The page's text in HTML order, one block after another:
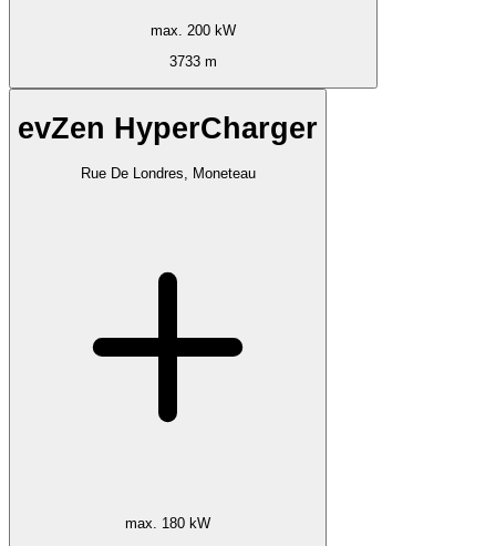
max. 200 kW
3733 m
evZen HyperCharger
Rue De Londres, Moneteau
max. 180 kW